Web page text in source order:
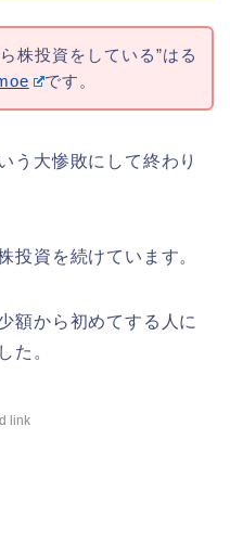
株投資をしている”はる
です。
う大惨敗にして終わり
投資を続けています。
額から初めてする人に
た。
link